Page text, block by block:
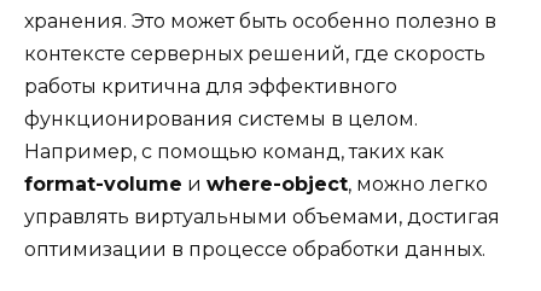
хранения. Это может быть особенно полезно в
контексте серверных решений, где скорость
работы критична для эффективного
функционирования системы в целом.
Например, с помощью команд, таких как
format-volume и where-object, можно легко
управлять виртуальными объемами, достигая
оптимизации в процессе обработки данных.